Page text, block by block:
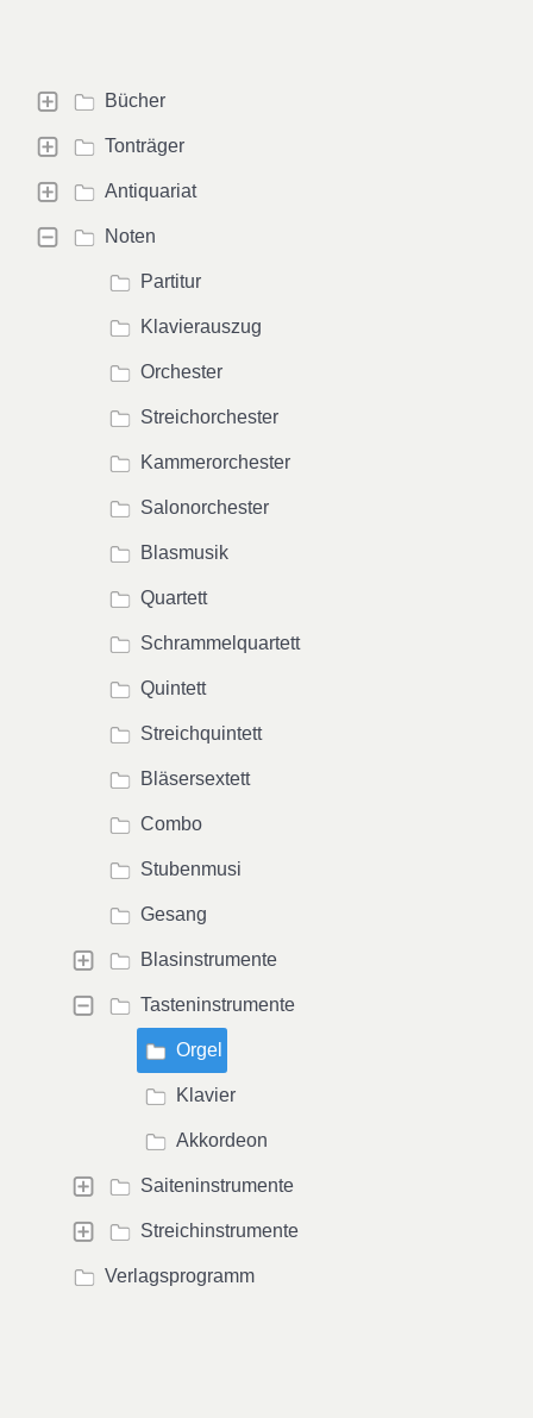
Bücher
Tonträger
Antiquariat
Noten
Partitur
Klavierauszug
Orchester
Streichorchester
Kammerorchester
Salonorchester
Blasmusik
Quartett
Schrammelquartett
Quintett
Streichquintett
Bläsersextett
Combo
Stubenmusi
Gesang
Blasinstrumente
Tasteninstrumente
Orgel
Klavier
Akkordeon
Saiteninstrumente
Streichinstrumente
Verlagsprogramm